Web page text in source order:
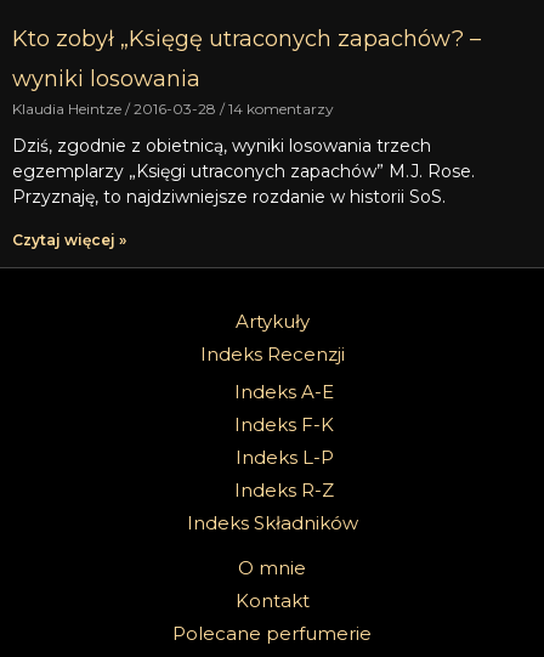
Kto zobył „Księgę utraconych zapachów? –
wyniki losowania
Klaudia Heintze 2016-03-28 14 komentarzy
Dziś, zgodnie z obietnicą, wyniki losowania trzech
egzemplarzy „Księgi utraconych zapachów” M.J. Rose.
Przyznaję, to najdziwniejsze rozdanie w historii SoS.
Czytaj więcej »
Artykuły
Indeks Recenzji
Indeks A-E
Indeks F-K
Indeks L-P
Indeks R-Z
Indeks Składników
O mnie
Kontakt
Polecane perfumerie